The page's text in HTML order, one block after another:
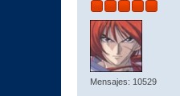
Mensajes: 10529